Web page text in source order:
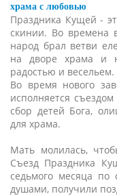
храма с любовью
Праздника Кущей -
скинии. Во времена
народ брал ветви
на дворе храма и
радостью и весельем.
Во время нового
исполняется съездом
сбор детей Бога,
для храма.
Мать молилась,
Съезд Праздника
седьмого месяца
душами, получили